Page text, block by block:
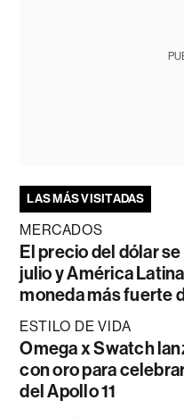
LAS MÁS VISITADAS
MERCADOS
El precio del dólar
julio y América
moneda más fuerte
ESTILO DE VIDA
Omega x Swatch
con oro para
del Apollo 11